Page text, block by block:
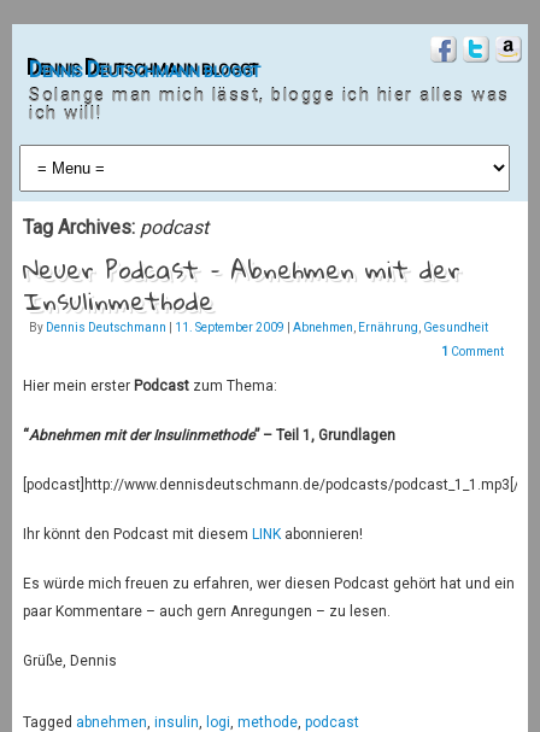
Dennis Deutschmann bloggt
Solange man mich lässt, blogge ich hier alles was
ich will!
Tag Archives: podcast
Neuer Podcast – Abnehmen mit der
Insulinmethode
By Dennis Deutschmann 11. September 2009 Abnehmen Ernährung Gesundheit
1 Comment
Hier mein erster Podcast zum Thema:
“Abnehmen mit der Insulinmethode” – Teil 1, Grundlagen
[podcast]http://www.dennisdeutschmann.de/podcasts/podcast_1_1.mp3[/
Ihr könnt den Podcast mit diesem LINKabonnieren!
Es würde mich freuen zu erfahren, wer diesen Podcast gehört hat und ein
paar Kommentare – auch gern Anregungen – zu lesen.
Grüße, Dennis
Tagged abnehmen, insulin, logi, methode, podcast